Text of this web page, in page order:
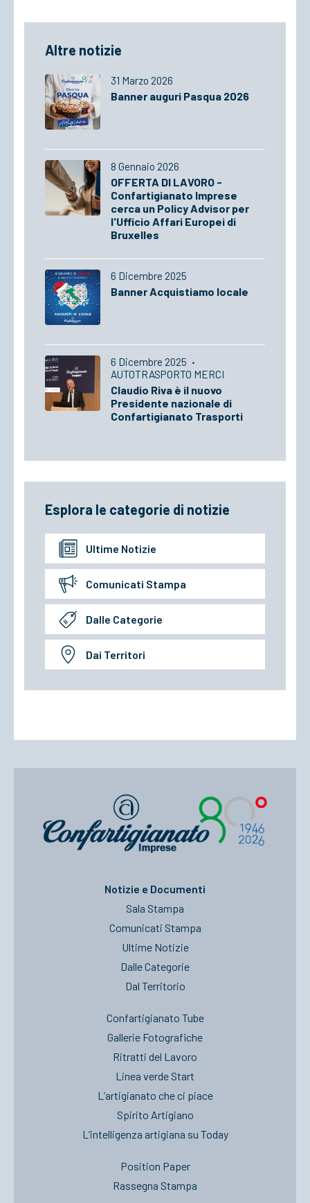
Altre notizie
31 Marzo 2026
Banner auguri Pasqua 2026
8 Gennaio 2026
OFFERTA DI LAVORO -
Confartigianato Imprese
cerca un Policy Advisor per
l'Ufficio Affari Europei di
Bruxelles
6 Dicembre 2025
Banner Acquistiamo locale
6 Dicembre 2025 ·
AUTOTRASPORTO MERCI
Claudio Riva è il nuovo
Presidente nazionale di
Confartigianato Trasporti
Esplora le categorie di notizie
Ultime Notizie
Comunicati Stampa
Dalle Categorie
Dai Territori
Notizie e Documenti
Sala Stampa
Comunicati Stampa
Ultime Notizie
Dalle Categorie
Dal Territorio
Confartigianato Tube
Gallerie Fotografiche
Ritratti del Lavoro
Linea verde Start
L’artigianato che ci piace
Spirito Artigiano
L’intelligenza artigiana su Today
Position Paper
Rassegna Stampa